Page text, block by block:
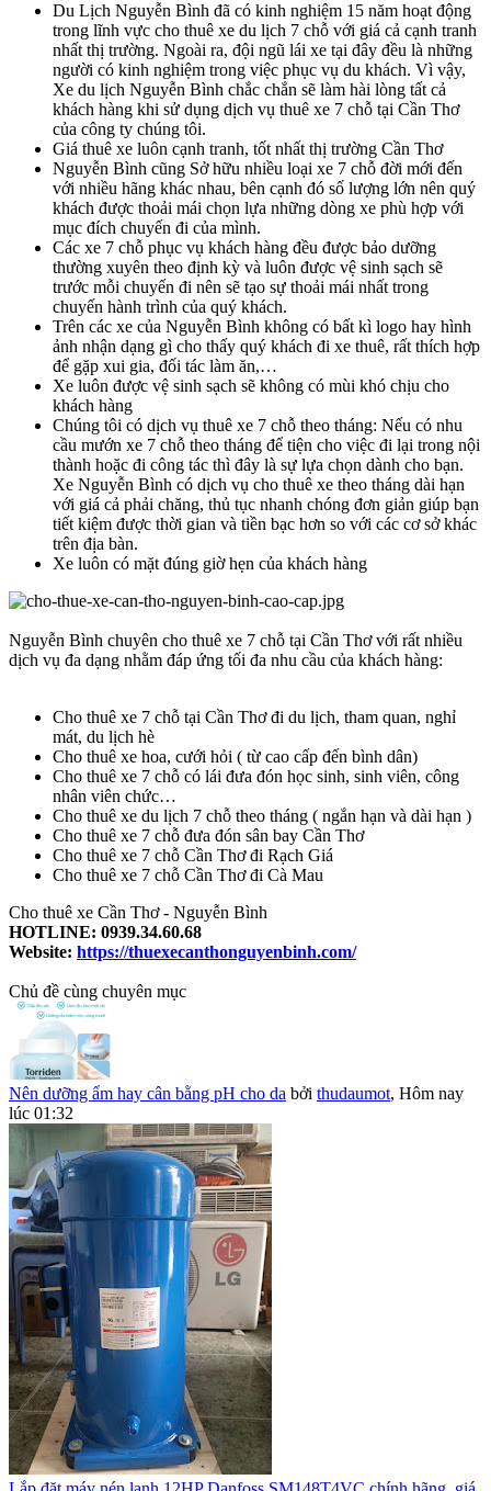
Du Lịch Nguyễn Bình đã có kinh nghiệm 15 năm hoạt động
trong lĩnh vực cho thuê xe du lịch 7 chỗ với giá cả cạnh tranh
nhất thị trường. Ngoài ra, đội ngũ lái xe tại đây đều là những
người có kinh nghiệm trong việc phục vụ du khách. Vì vậy,
Xe du lịch Nguyễn Bình chắc chắn sẽ làm hài lòng tất cả
khách hàng khi sử dụng dịch vụ thuê xe 7 chỗ tại Cần Thơ
của công ty chúng tôi.
Giá thuê xe luôn cạnh tranh, tốt nhất thị trường Cần Thơ
Nguyễn Bình cũng Sở hữu nhiều loại xe 7 chỗ đời mới đến
với nhiều hãng khác nhau, bên cạnh đó số lượng lớn nên quý
khách được thoải mái chọn lựa những dòng xe phù hợp với
mục đích chuyến đi của mình.
Các xe 7 chỗ phục vụ khách hàng đều được bảo dưỡng
thường xuyên theo định kỳ và luôn được vệ sinh sạch sẽ
trước mỗi chuyến đi nên sẽ tạo sự thoải mái nhất trong
chuyến hành trình của quý khách.
Trên các xe của Nguyễn Bình không có bất kì logo hay hình
ảnh nhận dạng gì cho thấy quý khách đi xe thuê, rất thích hợp
để gặp xui gia, đối tác làm ăn,…
Xe luôn được vệ sinh sạch sẽ không có mùi khó chịu cho
khách hàng
Chúng tôi có dịch vụ thuê xe 7 chỗ theo tháng: Nếu có nhu
cầu mướn xe 7 chỗ theo tháng để tiện cho việc đi lại trong nội
thành hoặc đi công tác thì đây là sự lựa chọn dành cho bạn.
Xe Nguyễn Bình có dịch vụ cho thuê xe theo tháng dài hạn
với giá cả phải chăng, thủ tục nhanh chóng đơn giản giúp bạn
tiết kiệm được thời gian và tiền bạc hơn so với các cơ sở khác
trên địa bàn.
Xe luôn có mặt đúng giờ hẹn của khách hàng
Nguyễn Bình chuyên cho thuê xe 7 chỗ tại Cần Thơ với rất nhiều
dịch vụ đa dạng nhằm đáp ứng tối đa nhu cầu của khách hàng:
Cho thuê xe 7 chỗ tại Cần Thơ đi du lịch, tham quan, nghỉ
mát, du lịch hè
Cho thuê xe hoa, cưới hỏi ( từ cao cấp đến bình dân)
Cho thuê xe 7 chỗ có lái đưa đón học sinh, sinh viên, công
nhân viên chức…
Cho thuê xe du lịch 7 chỗ theo tháng ( ngắn hạn và dài hạn )
Cho thuê xe 7 chỗ đưa đón sân bay Cần Thơ
Cho thuê xe 7 chỗ Cần Thơ đi Rạch Giá
Cho thuê xe 7 chỗ Cần Thơ đi Cà Mau
Cho thuê xe Cần Thơ - Nguyễn Bình
HOTLINE: 0939.34.60.68
Website: https://thuexecanthonguyenbinh.com/
Chủ đề cùng chuyên mục
Nên dưỡng ẩm hay cân bằng pH cho da bởi thudaumot, Hôm nay
lúc 01:32